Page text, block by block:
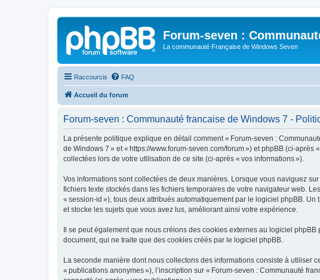
Forum-seven :
La communauté Française de Windows Seven
Raccourcis FAQ
Accueil du forum
Forum-seven : Communauté francaise de Windows 7 -
La présente politique explique en détail comment « Forum-seven :
de Windows 7 » et « https://www.forum-seven.com/forum ») et phpBB (ci-
collectées lors de votre utilisation de ce site (ci-après « vos informations »).
Vos informations sont collectées de deux manières. Lorsque vous naviguez
fichiers texte stockés dans les fichiers temporaires de votre navigateur web.
« session-id »), tous deux attribués automatiquement par le logiciel phpBB.
et stocke les sujets que vous avez lus, améliorant ainsi votre expérience.
Il se peut également que nous créions des cookies externes au logiciel
document, qui ne traite que des cookies créés par le logiciel phpBB.
La seconde manière dont nous collectons des informations consiste à utiliser
« publications anonymes »), l’inscription sur « Forum-seven : Communauté